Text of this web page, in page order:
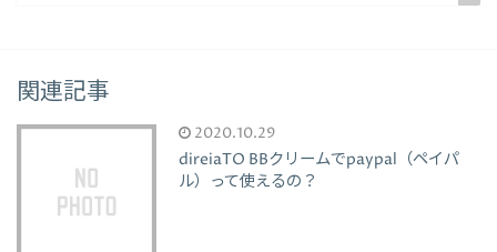
関連記事
2020.10.29
direiaTO BBクリームでpaypal（ペイパ
ル）って使えるの？